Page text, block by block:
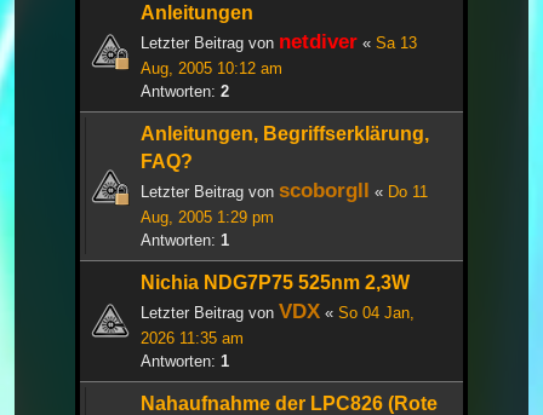
Anleitungen
Letzter Beitrag von netdiver « Sa 13
Aug, 2005 10:12 am
Antworten: 2
Anleitungen, Begriffserklärung,
FAQ?
Letzter Beitrag von scoborgll « Do 11
Aug, 2005 1:29 pm
Antworten: 1
Nichia NDG7P75 525nm 2,3W
Letzter Beitrag von VDX « So 04 Jan,
2026 11:35 am
Antworten: 1
Nahaufnahme der LPC826 (Rote